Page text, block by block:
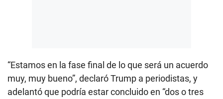
“Estamos en la fase final de lo que será un acuerdo
muy, muy bueno”, declaró Trump a periodistas, y
adelantó que podría estar concluido en “dos o tres